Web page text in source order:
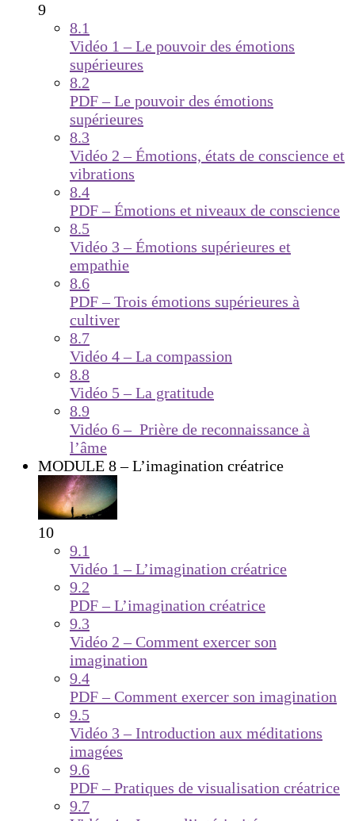
9
8.1
Vidéo 1 – Le pouvoir des émotions
supérieures
8.2
PDF – Le pouvoir des émotions
supérieures
8.3
Vidéo 2 – Émotions, états de conscience et
vibrations
8.4
PDF – Émotions et niveaux de conscience
8.5
Vidéo 3 – Émotions supérieures et
empathie
8.6
PDF – Trois émotions supérieures à
cultiver
8.7
Vidéo 4 – La compassion
8.8
Vidéo 5 – La gratitude
8.9
Vidéo 6 – Prière de reconnaissance à
l’âme
MODULE 8 – L’imagination créatrice
10
9.1
Vidéo 1 – L’imagination créatrice
9.2
PDF – L’imagination créatrice
9.3
Vidéo 2 – Comment exercer son
imagination
9.4
PDF – Comment exercer son imagination
9.5
Vidéo 3 – Introduction aux méditations
imagées
9.6
PDF – Pratiques de visualisation créatrice
9.7